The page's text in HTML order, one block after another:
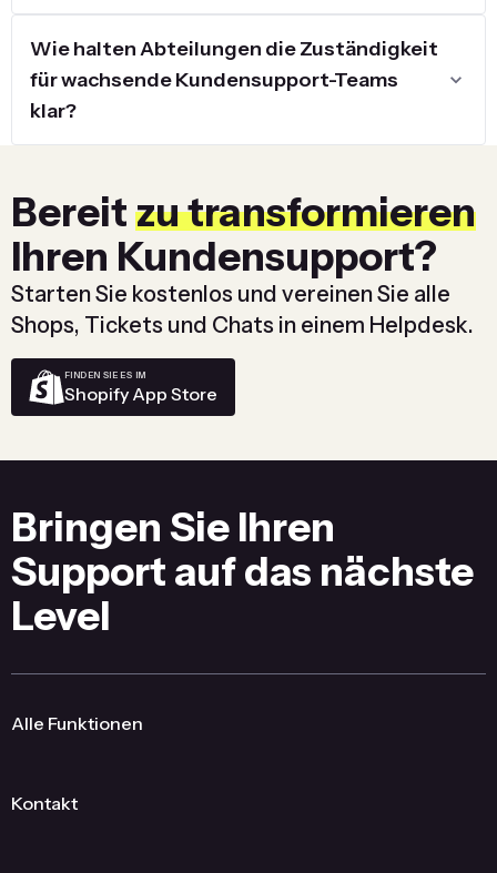
Wie halten Abteilungen die Zuständigkeit
für wachsende Kundensupport-Teams
klar?
Bereitzu transformieren
Ihren Kundensupport?
Starten Sie kostenlos und vereinen Sie alle
Shops, Tickets und Chats in einem Helpdesk.
FINDEN SIE ES IM
Shopify App Store
Bringen Sie Ihren
Support auf das nächste
Level
Alle Funktionen
Kontakt